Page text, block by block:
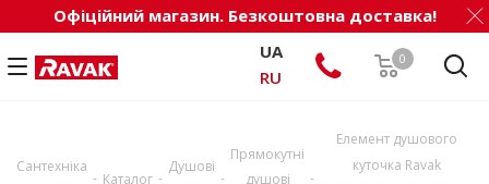
Офіційний магазин. Безкоштовна доставка!
0
UA
RU
Сантехніка
- Каталог -
Душові
-
Прямокутні
душові
-
Елемент душового
куточка Ravak